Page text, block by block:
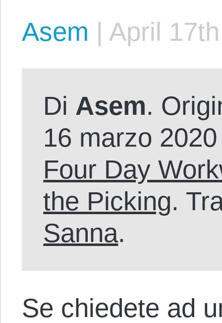
Asem | April
Di Asem.
16 marzo
Four Day
the Picking.
Sanna.
Se chiedete ad